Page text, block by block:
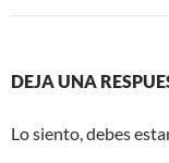
DEJA UNA
Lo siento, debes